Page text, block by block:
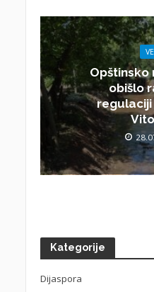
obišlo
Kategorije
Dijaspora